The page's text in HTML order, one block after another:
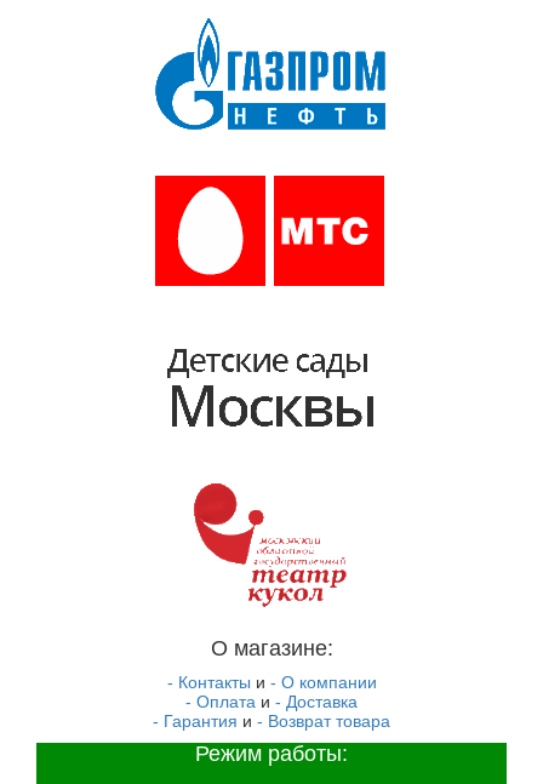
О магазине:
- Контакты и - О компании
- Оплата и - Доставка
- Гарантия и - Возврат товара
Режим работы: